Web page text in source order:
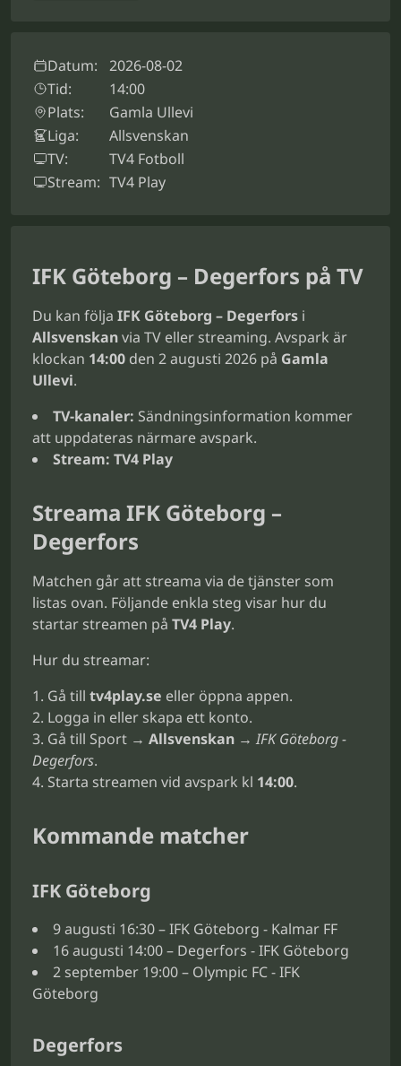
Datum:
2026-08-02
Tid:
14:00
Plats:
Gamla Ullevi
Liga:
Allsvenskan
TV:
TV4 Fotboll
Stream: TV4 Play
IFK Göteborg – Degerfors på TV
Du kan följa IFK Göteborg – Degerfors i
Allsvenskanvia TV eller streaming. Avspark är
klockan 14:00 den 2 augusti 2026 på Gamla
Ullevi.
TV-kanaler: Sändningsinformation kommer
att uppdateras närmare avspark.
Stream: TV4 Play
Streama IFK Göteborg –
Degerfors
Matchen går att streama via de tjänster som
listas ovan. Följande enkla steg visar hur du
startar streamen på TV4 Play.
Hur du streamar:
Gå till tv4play.se eller öppna appen.
Logga in eller skapa ett konto.
Gå till Sport → Allsvenskan →IFK Göteborg -
Degerfors.
Starta streamen vid avspark kl 14:00.
Kommande matcher
IFK Göteborg
9 augusti 16:30 – IFK Göteborg - Kalmar FF
16 augusti 14:00 – Degerfors - IFK Göteborg
2 september 19:00 – Olympic FC - IFK
Göteborg
Degerfors